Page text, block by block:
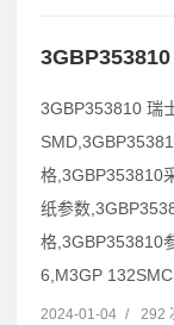
3GBP353810 瑞
格,3GBP353810
纸参数
格,3GBP353810
6,M3GP 132SMC
2024-01-04 / 292